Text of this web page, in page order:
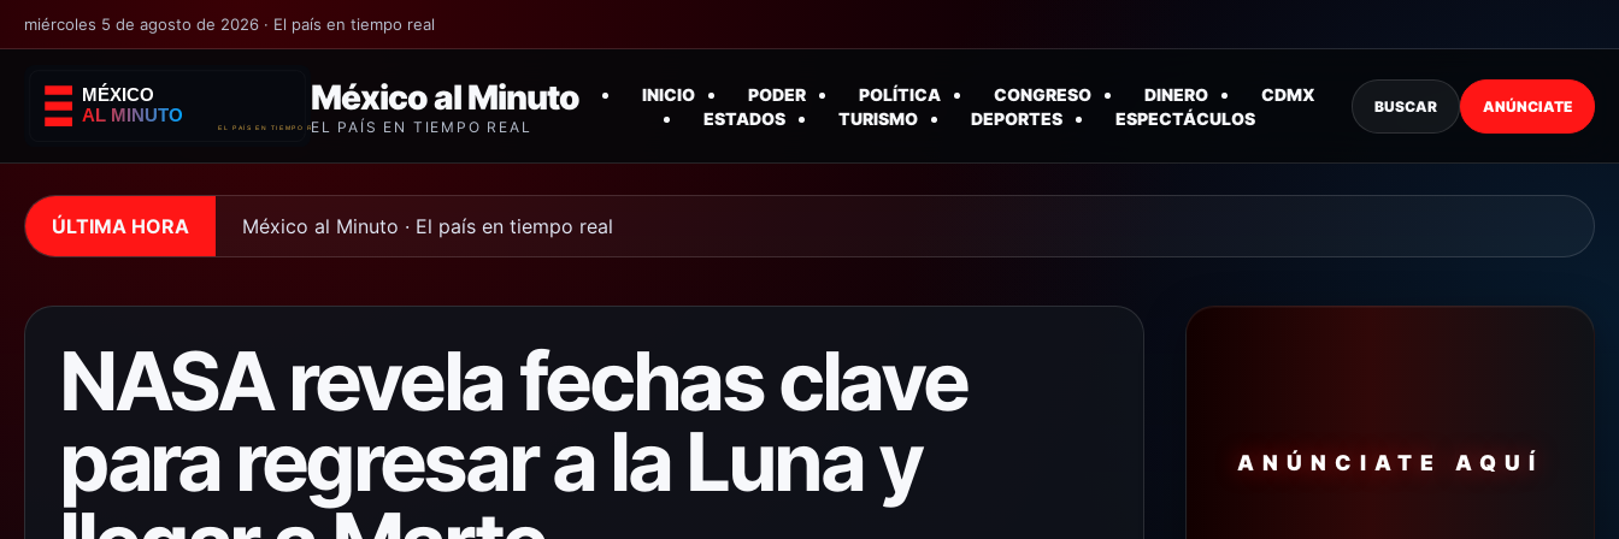
miércoles 5 de agosto de 2026 · El país en tiempo real
México al Minuto
EL PAÍS EN TIEMPO REAL
INICIO PODER POLÍTICA CONGRESO DINERO
CDMX
ESTADOS
TURISMO DEPORTES ESPECTÁCULOS
BUSCAR ANÚNCIATE
ÚLTIMA HORA México al Minuto · El país en tiempo real
NASA revela fechas clave
para regresar a la Luna y
ANÚNCIATE AQUÍ